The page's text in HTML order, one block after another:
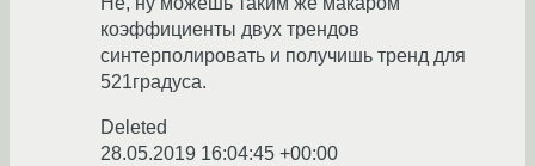
коэффициенты двух трендов
синтерполировать и получишь тренд для
521градуса.
Deleted
28.05.2019 16:04:45 +00:00